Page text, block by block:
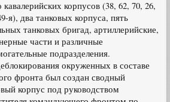
кавалерийских корпусов (38, 62, 70, 26,
я), два танковых корпуса, пять
танковых бригад, артиллерийские,
части и различные
подразделения.
окруженных в составе
фронта был создан сводный
корпус под руководством